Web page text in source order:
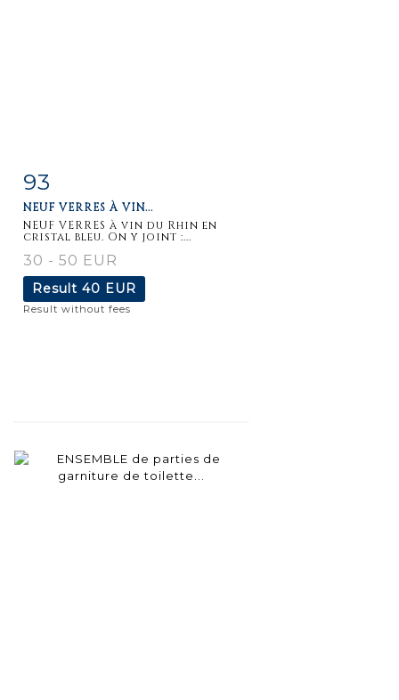
Item detail
93
NEUF VERRES À VIN...
NEUF VERRES à vin du Rhin en
cristal bleu. On y joint :...
30 - 50 EUR
Result 40 EUR
Result without fees